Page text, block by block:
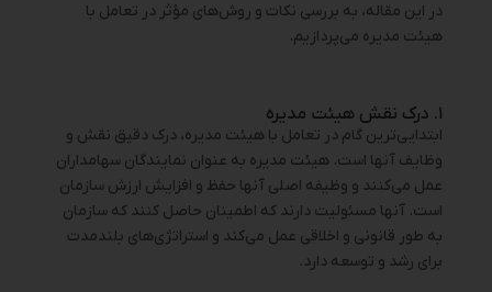
در این مقاله، به بررسی نکات و روش‌های مؤثر در تعامل با
هیئت مدیره می‌پردازیم.
۱. درک نقش هیئت مدیره
ابتدایی‌ترین گام در تعامل با هیئت مدیره، درک دقیق نقش و
وظایف آنها است. هیئت مدیره به عنوان نمایندگان سهامداران
عمل می‌کنند و وظیفه اصلی آنها حفظ و افزایش ارزش سازمان
است. آنها مسئولیت دارند که اطمینان حاصل کنند که سازمان
به طور قانونی و اخلاقی عمل می‌کند و استراتژی‌های بلندمدت
برای رشد و توسعه دارد.